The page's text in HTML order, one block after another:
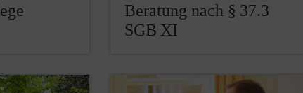
Beratung nach § 37.3
SGB XI